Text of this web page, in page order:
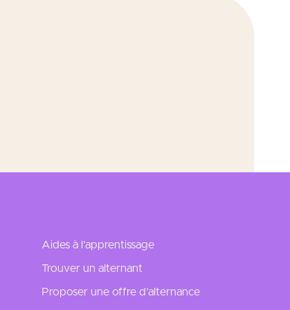
Aides à l’apprentissage
Trouver un alternant
Proposer une offre d’alternance